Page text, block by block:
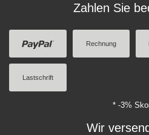
Zahlen Sie
Rechnung
Lastschrift
* -3%
Wir